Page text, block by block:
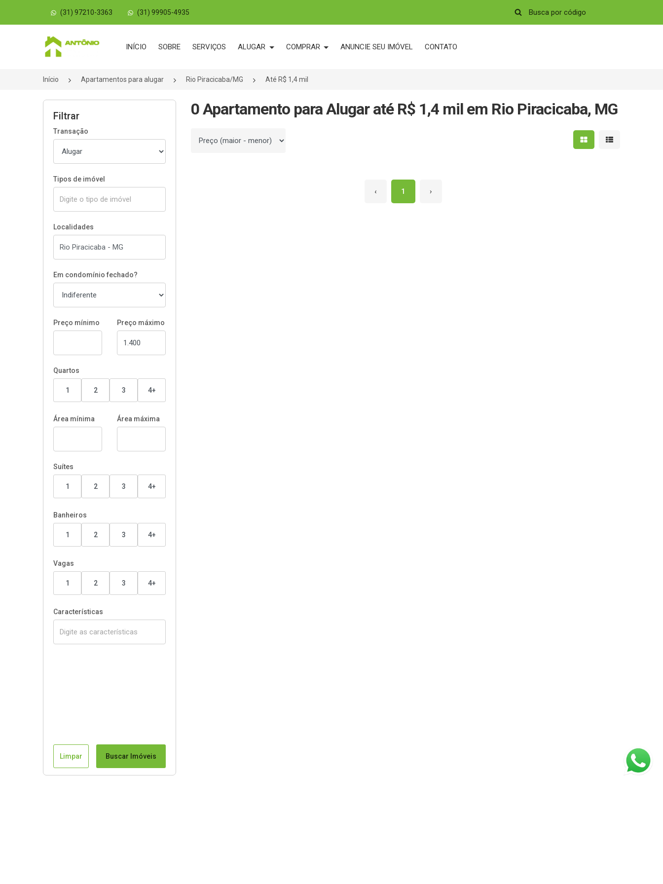
(31) 97210-3363 (31) 99905-4935
Página inicial
INÍCIO SOBRE SERVIÇOS ALUGAR COMPRAR ANUNCIE SEU IMÓVEL CONTATO
Início Apartamentos para alugar Rio Piracicaba/MG Até R$ 1,4 mil
Filtrar
Transação
Tipos de imóvel
Localidades
Em condomínio fechado?
Preço mínimo Preço máximo
Quartos
1 2 3 4+
Área mínima Área máxima
Suítes
1 2 3 4+
Banheiros
1 2 3 4+
Vagas
1 2 3 4+
Características
Limpar Buscar Imóveis
0 Apartamento para Alugar até R$ 1,4 mil em Rio Piracicaba, MG
Ordenar por Mostrar resultados em
Mostrar
‹ 1 ›